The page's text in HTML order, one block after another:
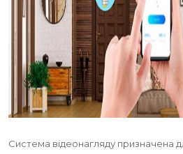
Система відеонагляду призначена